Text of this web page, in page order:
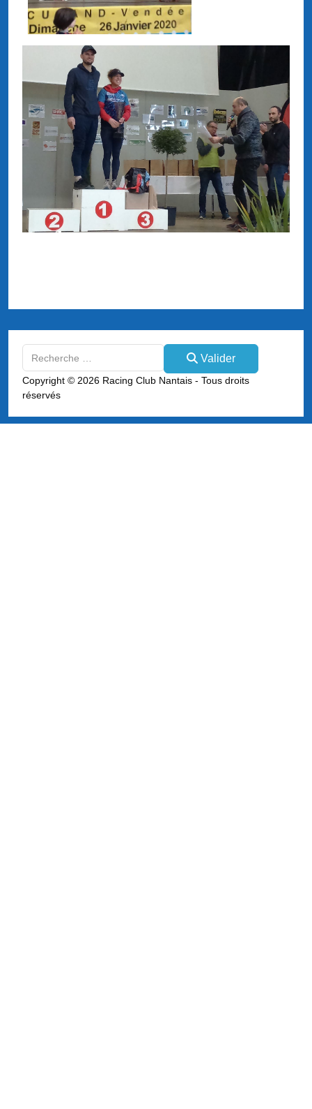
Type 2 or more characters for results.
Valider
Copyright © 2026 Racing Club Nantais - Tous droits
réservés